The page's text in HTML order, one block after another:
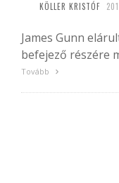
KÖLLER KRISTÓF
James Gunn
befejező részére
Tovább